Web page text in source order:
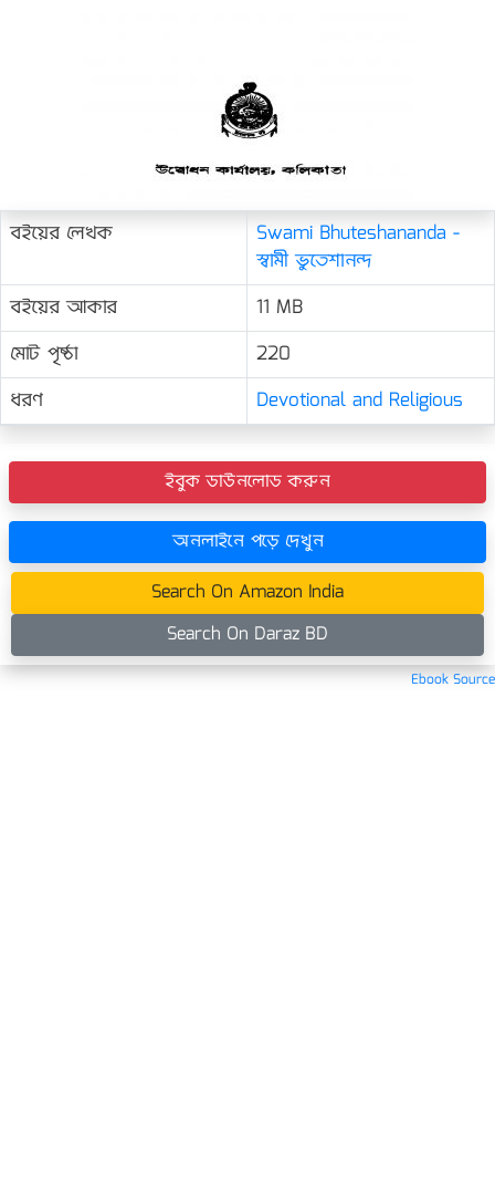
বইয়ের লেখক
Swami Bhuteshananda -
স্বামী ভুতেশানন্দ
বইয়ের আকার
11 MB
মোট পৃষ্ঠা
220
ধরণ
Devotional and Religious
ইবুক ডাউনলোড করুন
অনলাইনে পড়ে দেখুন
Search On Amazon India
Search On Daraz BD
Ebook Source